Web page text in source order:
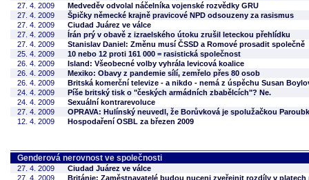
27. 4. 2009
Medveděv odvolal náčelníka vojenské rozvědky GRU
27. 4. 2009
Špičky německé krajně pravicové NPD odsouzeny za rasismus
27. 4. 2009
Ciudad Juárez ve válce
27. 4. 2009
Írán prý v obavě z izraelského útoku zrušil leteckou přehlídku
27. 4. 2009
Stanislav Daniel: Změnu musí ČSSD a Romové prosadit společně
25. 4. 2009
10 nebo 12 proti 161 000 = rasistická společnost
26. 4. 2009
Island: Všeobecné volby vyhrála levicová koalice
26. 4. 2009
Mexiko: Obavy z pandemie sílí, zemřelo přes 80 osob
26. 4. 2009
Britská komerční televize - a nikdo - nemá z úspěchu Susan
24. 4. 2009
Píše britský tisk o "českých armádních zbabělcích"? Ne.
24. 4. 2009
Sexuální kontrarevoluce
27. 4. 2009
OPRAVA: Hulínský neuvedl, že Borůvková je spolužačkou
12. 4. 2009
Hospodaření OSBL za březen 2009
Genderová nerovnost ve společnosti
27. 4. 2009
Ciudad Juárez ve válce
27. 4. 2009
Británie: Zaměstnavatelé budou nuceni zveřejnit rozdíly v platech